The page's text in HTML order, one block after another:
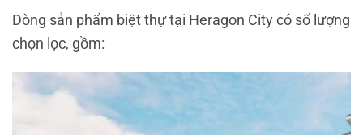
Dòng sản phẩm biệt thự tại Heragon City có số lượng
chọn lọc, gồm: